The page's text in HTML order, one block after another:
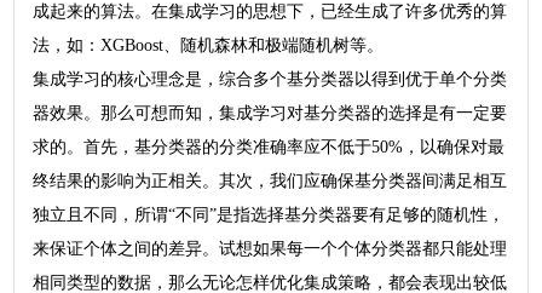
成起来的算法。在集成学习的思想下，已经生成了许多优秀的算
法，如：XGBoost、随机森林和极端随机树等。
集成学习的核心理念是，综合多个基分类器以得到优于单个分类
器效果。那么可想而知，集成学习对基分类器的选择是有一定要
求的。首先，基分类器的分类准确率应不低于50%，以确保对最
终结果的影响为正相关。其次，我们应确保基分类器间满足相互
独立且不同，所谓“不同”是指选择基分类器要有足够的随机性，
来保证个体之间的差异。试想如果每一个个体分类器都只能处理
相同类型的数据，那么无论怎样优化集成策略，都会表现出较低